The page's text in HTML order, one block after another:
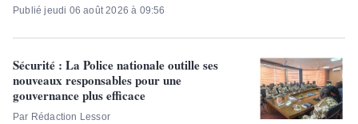
Publié jeudi 06 août 2026 à 09:56
Sécurité : La Police nationale outille ses
nouveaux responsables pour une
gouvernance plus efficace
Par Rédaction Lessor